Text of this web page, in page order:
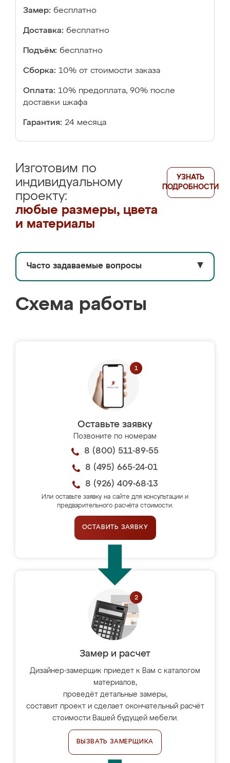
Замер: бесплатно
Доставка: бесплатно
Подъём: бесплатно
Сборка: 10% от стоимости заказа
Оплата: 10% предоплата, 90% после
доставки шкафа
Гарантия: 24 месяца
Изготовим по
индивидуальному
проекту:
любые размеры, цвета
и материалы
УЗНАТЬ
ПОДРОБНОСТИ
Часто задаваемые вопросы ▼
Схема работы
Оставьте заявку
Позвоните по номерам
8 (800) 511-89-55
8 (495) 665-24-01
8 (926) 409-68-13
Или оставьте заявку на сайте для консультации и
предварительного расчёта стоимости.
ОСТАВИТЬ ЗАЯВКУ
Замер и расчет
Дизайнер-замерщик приедет к Вам с каталогом
материалов,
проведёт детальные замеры,
составит проект и сделает окончательный расчёт
стоимости Вашей будущей мебели.
ВЫЗВАТЬ ЗАМЕРЩИКА